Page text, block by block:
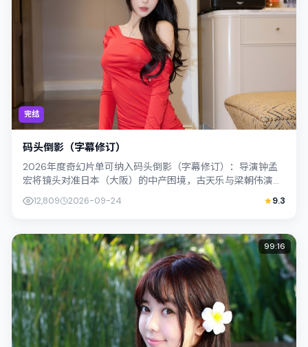
完结
码头倒影（字幕修订）
2026年度奇幻片单可纳入码头倒影（字幕修订）：导演钟孟
宏将镜头对准日本（大阪）的中产困境，古天乐与梁朝伟演绎
兄妹般羁绊，文本层面兼顾悬疑线索与...
12,809 2026-09-24 9.3
99:16